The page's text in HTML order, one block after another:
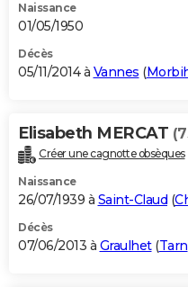
Naissance
01/05/1950
Décès
05/11/2014 à Vannes (
Elisabeth MERCAT
Créer une cagnotte obsèques
Naissance
26/07/1939 à Saint-Claud (
Décès
07/06/2013 à Graulhet(Tarn